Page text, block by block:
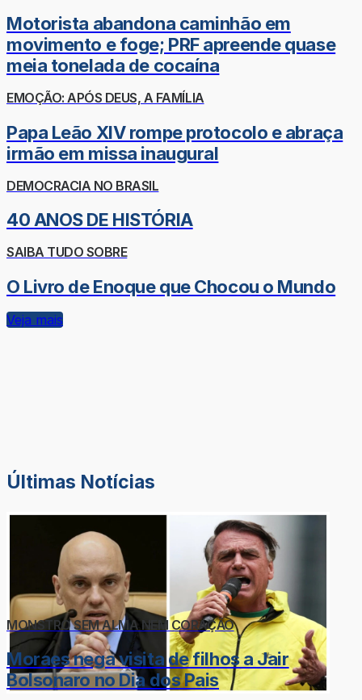
Motorista abandona caminhão em
movimento e foge; PRF apreende quase
meia tonelada de cocaína
EMOÇÃO: APÓS DEUS, A FAMÍLIA
Papa Leão XIV rompe protocolo e abraça
irmão em missa inaugural
DEMOCRACIA NO BRASIL
40 ANOS DE HISTÓRIA
SAIBA TUDO SOBRE
O Livro de Enoque que Chocou o Mundo
Veja mais
Últimas Notícias
MONSTRO SEM ALMA NEM CORAÇÃO
Moraes nega visita de filhos a Jair
Bolsonaro no Dia dos Pais